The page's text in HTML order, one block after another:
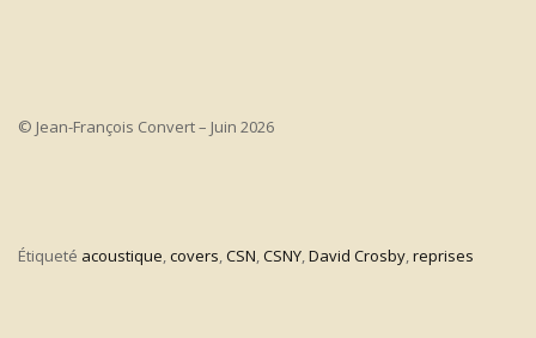
© Jean-François Convert – Juin 2026
Étiqueté acoustique covers CSN CSNY David Crosby reprises